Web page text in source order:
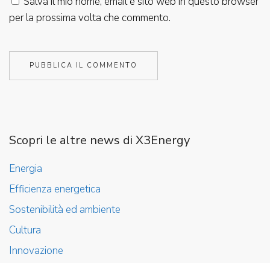
per la prossima volta che commento.
Scopri le altre news di X3Energy
Energia
Efficienza energetica
Sostenibilità ed ambiente
Cultura
Innovazione